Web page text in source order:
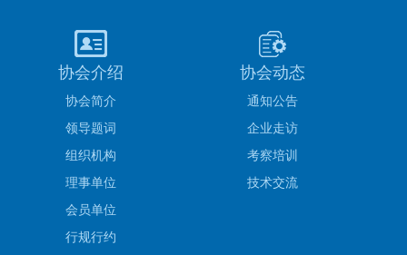
协会介绍
协会简介
领导题词
组织机构
理事单位
会员单位
行规行约
协会动态
通知公告
企业走访
考察培训
技术交流